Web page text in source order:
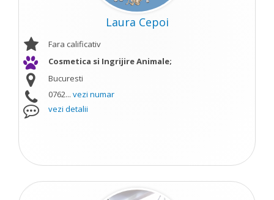
Laura Cepoi
Fara calificativ
Cosmetica si Ingrijire Animale;
Bucuresti
0762... vezi numar
vezi detalii